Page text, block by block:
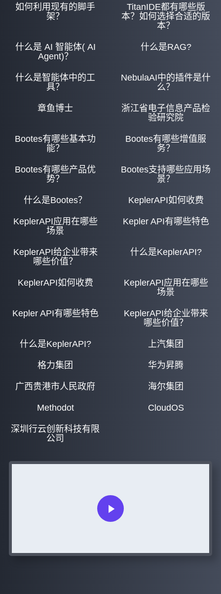
如何利用现有的脚手
架？
TitanIDE都有哪些版
本？如何选择合适的版
本？
什么是 AI 智能体( AI
Agent)？
什么是RAG?
什么是智能体中的工
具？
NebulaAI中的插件是什
么？
章鱼博士
浙江省电子信息产品检
验研究院
Bootes有哪些基本功
能？
Bootes有哪些增值服
务？
Bootes有哪些产品优
势？
Bootes支持哪些应用场
景？
什么是Bootes？ KeplerAPI如何收费
KeplerAPI应用在哪些
场景
Kepler API有哪些特色
KeplerAPI给企业带来
哪些价值？
什么是KeplerAPI?
KeplerAPI如何收费
KeplerAPI应用在哪些
场景
Kepler API有哪些特色
KeplerAPI给企业带来
哪些价值？
什么是KeplerAPI? 上汽集团
格力集团 华为昇腾
广西贵港市人民政府 海尔集团
Methodot CloudOS
深圳行云创新科技有限
公司